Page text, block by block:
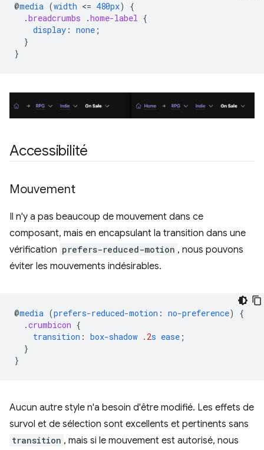
@media (width <= 480px)
{
.breadcrumbs .home-label {
display : none ;
}
}
Accessibilité
Mouvement
Il n'y a pas beaucoup de mouvement dans ce
composant, mais en encapsulant la transition dans une
vérification prefers-reduced-motion , nous pouvons
éviter les mouvements indésirables.
@media (prefers-reduced-motion : no-preference)
{
.crumbicon {
transition : box-shadow .2s ease ;
}
}
Aucun autre style n'a besoin d'être modifié. Les effets de
survol et de sélection sont excellents et pertinents sans
transition , mais si le mouvement est autorisé, nous